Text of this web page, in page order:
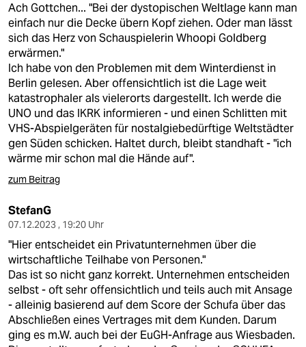
Ach Gottchen... "Bei der dystopischen Weltlage kann man
einfach nur die Decke übern Kopf ziehen. Oder man lässt
sich das Herz von Schauspielerin Whoopi Goldberg
erwärmen."
Ich habe von den Problemen mit dem Winterdienst in
Berlin gelesen. Aber offensichtlich ist die Lage weit
katastrophaler als vielerorts dargestellt. Ich werde die
UNO und das IKRK informieren - und einen Schlitten mit
VHS-Abspielgeräten für nostalgiebedürftige Weltstädter
gen Süden schicken. Haltet durch, bleibt standhaft - "ich
wärme mir schon mal die Hände auf".
zum Beitrag
StefanG
07.12.2023 , 19:20 Uhr
"Hier entscheidet ein Privatunternehmen über die
wirtschaftliche Teilhabe von Personen."
Das ist so nicht ganz korrekt. Unternehmen entscheiden
selbst - oft sehr offensichtlich und teils auch mit Ansage
- alleinig basierend auf dem Score der Schufa über das
Abschließen eines Vertrages mit dem Kunden. Darum
ging es m.W. auch bei der EuGH-Anfrage aus Wiesbaden.